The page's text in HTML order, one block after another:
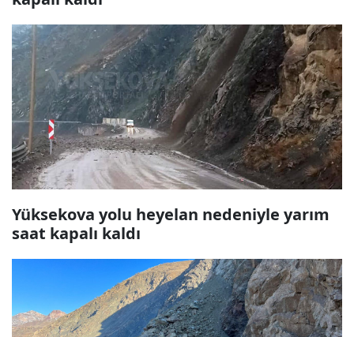
Yüksekova yolu heyelan nedeniyle yarım
saat kapalı kaldı